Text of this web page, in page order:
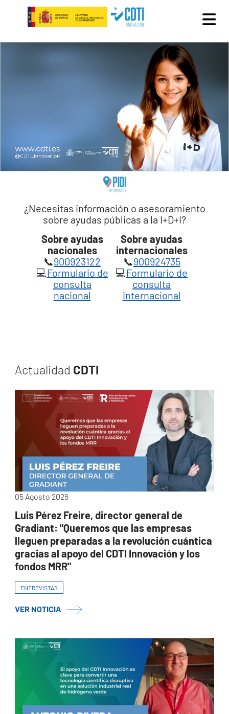
Pasar al contenido principal
¿Necesitas información o asesoramiento
sobre ayudas públicas a la I+D+I?
Sobre ayudas
nacionales
Sobre ayudas
internacionales
📞900923122 📞900924735
💻Formulario de
consulta
nacional
💻Formulario de
consulta
internacional
Actualidad CDTI
05 Agosto 2026
Luis Pérez Freire, director general de
Gradiant: "Queremos que las empresas
lleguen preparadas a la revolución cuántica
gracias al apoyo del CDTI Innovación y los
fondos MRR"
ENTREVISTAS
VER NOTICIA